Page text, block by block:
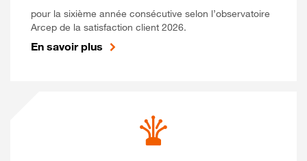
pour la sixième année consécutive selon l’observatoire
Arcep de la satisfaction client 2026.
En savoir plus